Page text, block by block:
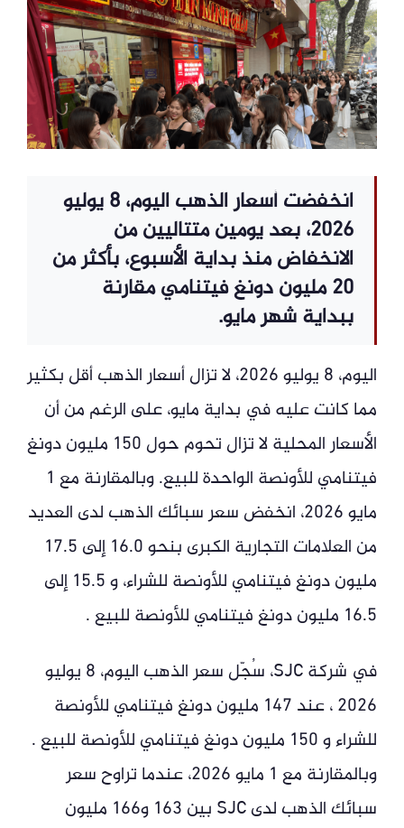
انخفضت أسعار الذهب اليوم، 8 يوليو
2026، بعد يومين متتاليين من
الانخفاض منذ بداية الأسبوع، بأكثر من
20 مليون دونغ فيتنامي مقارنة
ببداية شهر مايو.
اليوم، 8 يوليو 2026، لا تزال أسعار الذهب أقل بكثير
مما كانت عليه في بداية مايو، على الرغم من أن
الأسعار المحلية لا تزال تحوم حول 150 مليون دونغ
فيتنامي للأونصة الواحدة للبيع. وبالمقارنة مع 1
مايو 2026، انخفض سعر سبائك الذهب لدى العديد
من العلامات التجارية الكبرى بنحو 16.0 إلى 17.5
مليون دونغ فيتنامي للأونصة للشراء، و 15.5 إلى
16.5 مليون دونغ فيتنامي للأونصة للبيع .
في شركة SJC، سُجّل سعر الذهب اليوم، 8 يوليو
2026 ، عند 147 مليون دونغ فيتنامي للأونصة
للشراء و 150 مليون دونغ فيتنامي للأونصة للبيع .
وبالمقارنة مع 1 مايو 2026، عندما تراوح سعر
سبائك الذهب لدى SJC بين 163 و166 مليون